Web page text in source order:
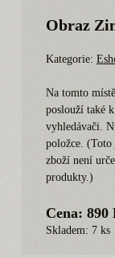
Obraz
Kategorie:
Na tomto
poslouží také
vyhledávači.
položce. (Toto
zboží není
produkty.)
Cena: 890
Skladem: 7 ks